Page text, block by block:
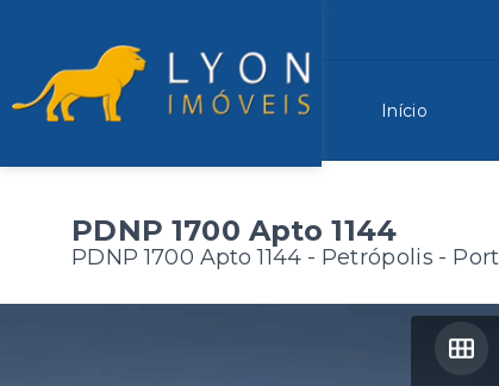
Início
PDNP 1700 Apto 1144
PDNP 1700 Apto 1144 - Petrópolis -